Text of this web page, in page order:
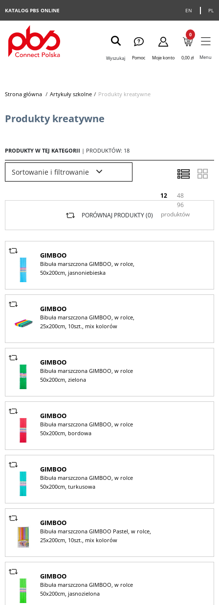
EN PL
KATALOG PBS ONLINE
Wyszukaj Pomoc Moje konto
0
0,00 zł Menu
Strona główna> Artykuły szkolne> Produkty kreatywne
Produkty kreatywne
PRODUKTY W TEJ KATEGORII | PRODUKTÓW: 18
Sortowanie i filtrowanie
12
48
96
produktów
PORÓWNAJ PRODUKTY (0)
GIMBOO
Bibuła marszczona GIMBOO, w rolce,
50x200cm, jasnoniebieska
GIMBOO
Bibuła marszczona GIMBOO, w rolce,
25x200cm, 10szt., mix kolorów
GIMBOO
Bibuła marszczona GIMBOO, w rolce
50x200cm, zielona
GIMBOO
Bibuła marszczona GIMBOO, w rolce
50x200cm, bordowa
GIMBOO
Bibuła marszczona GIMBOO, w rolce
50x200cm, turkusowa
GIMBOO
Bibuła marszczona GIMBOO Pastel, w rolce,
25x200cm, 10szt., mix kolorów
GIMBOO
Bibuła marszczona GIMBOO, w rolce
50x200cm, jasnozielona